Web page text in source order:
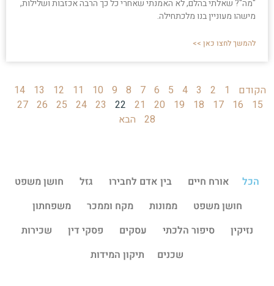
"מה"? שאלתי בהלם, לא האמנתי שאחרי כל כך הרבה אכזבות ושלילות,
מישהו מעוניין בנו מלכתחילה.
להמשך לחצו כאן >>
הקודם 1
2
3
4
5
6
7
8
9
10
11
12
13
14
15
16
17
18
19
20
21
22
23
24
25
26
27
28
הבא
הכל אורח חיים בין אדם לחבירו גזל
חושן משפט
חושן משפט
ממונות מקח וממכר
משפחתון
נזיקין
סיפור הלכתי עסקים פסקי דין
שכירות
שכנים
תיקון המידות